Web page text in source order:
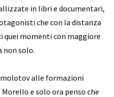
in libri e documentari,
che con la distanza
quei momenti con maggiore
non solo.
alle formazioni
e solo ora penso che